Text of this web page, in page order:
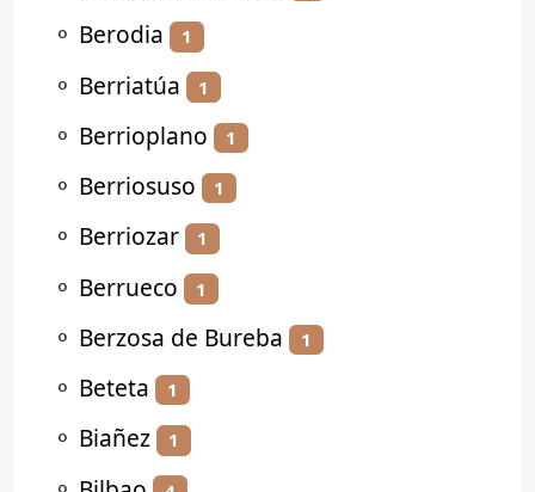
⚬ Berodia 1
⚬ Berriatúa 1
⚬ Berrioplano 1
⚬ Berriosuso 1
⚬ Berriozar 1
⚬ Berrueco 1
⚬ Berzosa de Bureba 1
⚬ Beteta 1
⚬ Biañez 1